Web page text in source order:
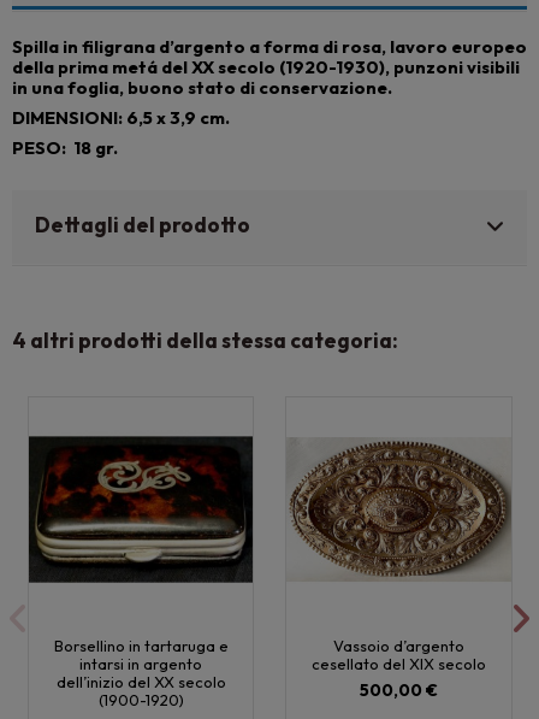
Spilla in filigrana d’argento a forma di rosa, lavoro europeo
della prima metá del XX secolo (1920-1930), punzoni visibili
in una foglia, buono stato di conservazione.
DIMENSIONI: 6,5 x 3,9 cm.
PESO: 18 gr.
Dettagli del prodotto
4 altri prodotti della stessa categoria:
Borsellino in tartaruga e
intarsi in argento
dell’inizio del XX secolo
(1900-1920)
Vassoio d’argento
cesellato del XIX secolo
500,00 €